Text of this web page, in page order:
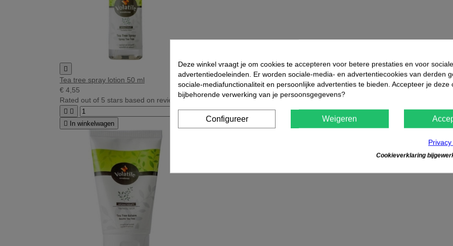

Tea tree spray lotion 50 ml
€ 4,55
Rated out of 5 stars based on review(s)
   

In winkelwagen
Deze winkel vraagt je om cookies te accepteren voor betere prestaties en voor
advertentiedoeleinden. Er worden sociale-media- en advertentiecookies van derden
sociale-mediafunctionaliteit en persoonlijke advertenties te bieden. Accepteer je deze
bijbehorende verwerking van je persoonsgegevens?
Configureer Weigeren
Cookieverklaring